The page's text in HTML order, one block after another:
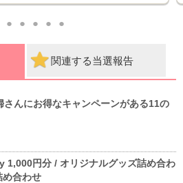
● ● ● ● ●
関連する当選報告
さんにお得なキャンペーンがある11の
1,000円分 / オリジナルグッズ詰め合わ
め合わせ